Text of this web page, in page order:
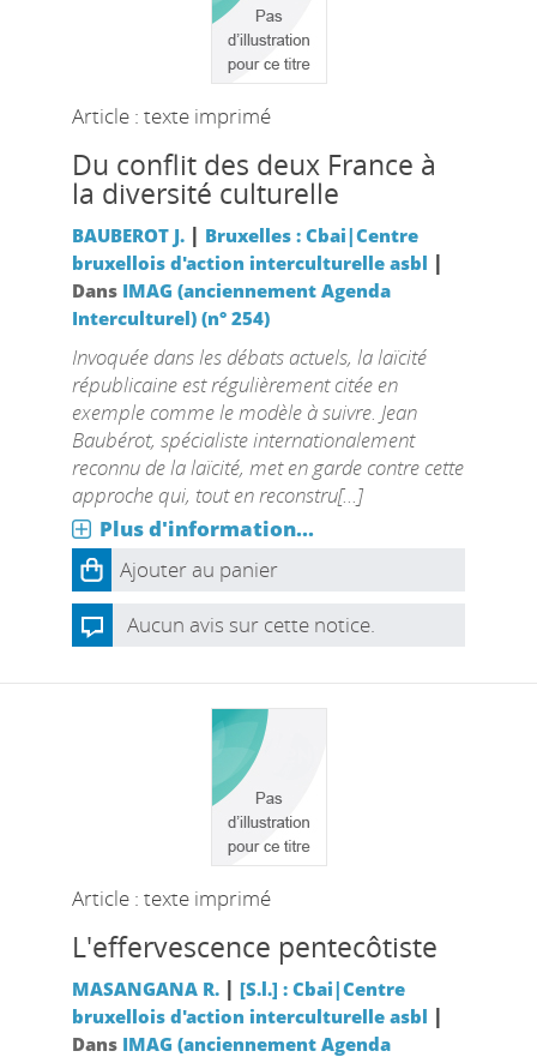
Article : texte imprimé
Du conflit des deux France à
la diversité culturelle
BAUBEROT J. | Bruxelles : Cbai|Centre
bruxellois d'action interculturelle asbl |
Dans IMAG (anciennement Agenda
Interculturel) (n° 254)
Invoquée dans les débats actuels, la laïcité
républicaine est régulièrement citée en
exemple comme le modèle à suivre. Jean
Baubérot, spécialiste internationalement
reconnu de la laïcité, met en garde contre cette
approche qui, tout en reconstru[...]
Plus d'information...
Ajouter au panier
Aucun avis sur cette notice.
Article : texte imprimé
L'effervescence pentecôtiste
MASANGANA R. | [S.l.] : Cbai|Centre
bruxellois d'action interculturelle asbl |
Dans IMAG (anciennement Agenda